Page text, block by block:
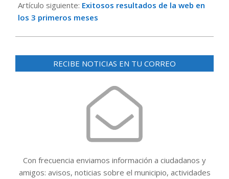
Artículo siguiente: Exitosos resultados de la web en
los 3 primeros meses
RECIBE NOTICIAS EN TU CORREO
Con frecuencia enviamos información a ciudadanos y
amigos: avisos, noticias sobre el municipio, actividades